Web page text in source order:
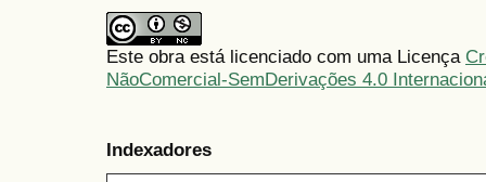
Este obra está licenciado com uma Licença
NãoComercial-SemDerivações 4.0
Indexadores